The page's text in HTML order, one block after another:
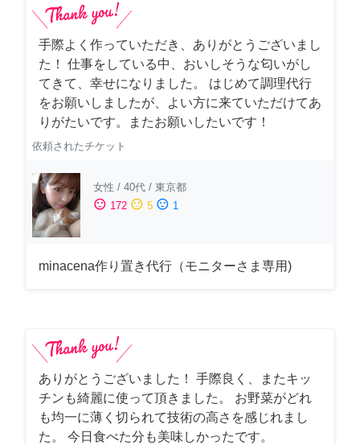
手際よく作っていただき、ありがとうございまし
た！ 仕事をしている中、おいしそうな匂いがし
てきて、幸せになりました。 はじめて調理代行
をお願いしましたが、よい方に来ていただけてあ
りがたいです。またお願いしたいです！
依頼されたチケット
女性 / 40代 / 東京都
sentiment_satisfied 172 sentiment_neutral 5 sentiment_dissatisfied 1
minacena作り置き代行（モニターさま専用)
ありがとうございました！ 手際良く、またキッ
チンも綺麗に使って頂きました。 お野菜がどれ
も均一に薄く切られて技術の高さを感じれまし
た。 今日食べた分も美味しかったです。